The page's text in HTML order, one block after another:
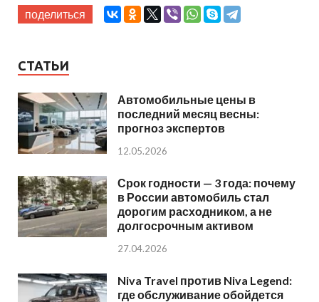
поделиться
СТАТЬИ
Автомобильные цены в
последний месяц весны:
прогноз экспертов
12.05.2026
Срок годности — 3 года: почему
в России автомобиль стал
дорогим расходником, а не
долгосрочным активом
27.04.2026
Niva Travel против Niva Legend:
где обслуживание обойдется